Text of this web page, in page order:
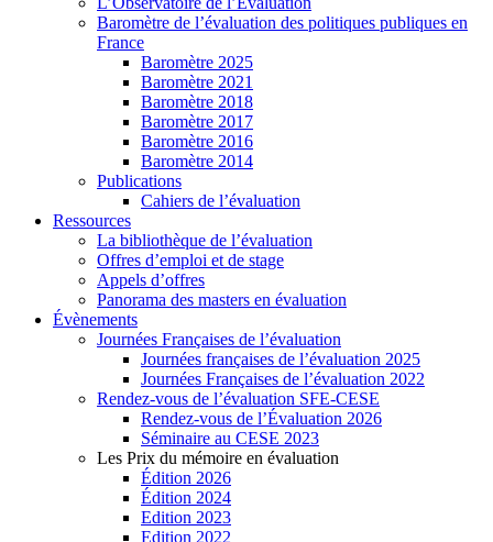
Baromètre de l’évaluation des politiques publiques en
France
Baromètre 2025
Baromètre 2021
Baromètre 2018
Baromètre 2017
Baromètre 2016
Baromètre 2014
Publications
Cahiers de l’évaluation
Ressources
La bibliothèque de l’évaluation
Offres d’emploi et de stage
Appels d’offres
Panorama des masters en évaluation
Évènements
Journées Françaises de l’évaluation
Journées françaises de l’évaluation 2025
Journées Françaises de l’évaluation 2022
Rendez-vous de l’évaluation SFE-CESE
Rendez-vous de l’Évaluation 2026
Séminaire au CESE 2023
Les Prix du mémoire en évaluation
Édition 2026
Édition 2024
Edition 2023
Edition 2022